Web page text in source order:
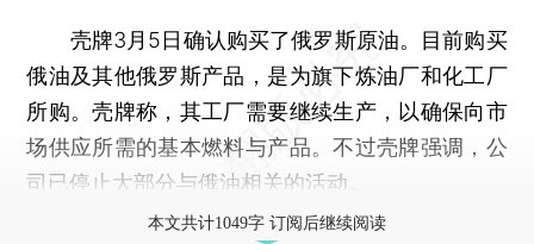
壳牌3月5日确认购买了俄罗斯原油。目前购买
俄油及其他俄罗斯产品，是为旗下炼油厂和化工厂
所购。壳牌称，其工厂需要继续生产，以确保向市
场供应所需的基本燃料与产品。不过壳牌强调，公
司已停止大部分与俄油相关的活动。
本文共计1049字 订阅后继续阅读